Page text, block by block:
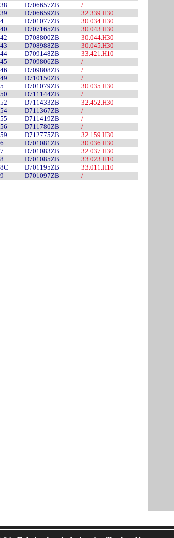
D706657ZB
/
D706659ZB
32.339.H30
D701077ZB
30.034.H30
D707165ZB
30.043.H30
D708800ZB
30.044.H30
D708988ZB
30.045.H30
D709148ZB
33.421.H10
D709806ZB
/
D709808ZB
/
D710150ZB
/
D701079ZB
30.035.H30
D711144ZB
/
D711433ZB
32.452.H30
D711367ZB
/
D711419ZB
/
D711780ZB
/
D712775ZB
32.159.H30
D701081ZB
30.036.H30
D701083ZB
32.037.H30
D701085ZB
33.023.H10
D701195ZB
33.011.H10
D701097ZB /